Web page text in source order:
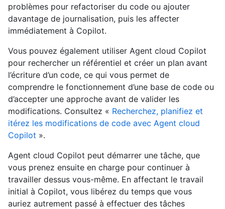
problèmes pour refactoriser du code ou ajouter
davantage de journalisation, puis les affecter
immédiatement à Copilot.
Vous pouvez également utiliser Agent cloud Copilot
pour rechercher un référentiel et créer un plan avant
l’écriture d’un code, ce qui vous permet de
comprendre le fonctionnement d’une base de code ou
d’accepter une approche avant de valider les
modifications. Consultez « Recherchez, planifiez et
itérez les modifications de code avec Agent cloud
Copilot ».
Agent cloud Copilot peut démarrer une tâche, que
vous prenez ensuite en charge pour continuer à
travailler dessus vous-même. En affectant le travail
initial à Copilot, vous libérez du temps que vous
auriez autrement passé à effectuer des tâches